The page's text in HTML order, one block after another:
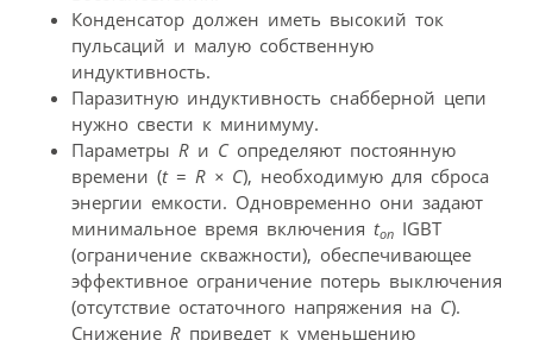
Конденсатор должен иметь высокий ток
пульсаций и малую собственную
индуктивность.
Паразитную индуктивность снабберной цепи
нужно свести к минимуму.
Параметры R и Сопределяют постоянную
времени (t= R × С), необходимую для сброса
энергии емкости. Одновременно они задают
минимальное время включения ton IGBT
(ограничение скважности), обеспечивающее
эффективное ограничение потерь выключения
(отсутствие остаточного напряжения на С).
Снижение R приведет к уменьшению